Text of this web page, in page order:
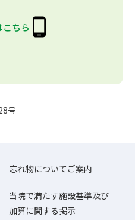
こちら
号
忘れ物についてご案内
当院で満たす施設基準及び
加算に関する掲示